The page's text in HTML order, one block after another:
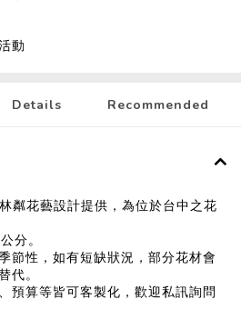
動
Details Recommended
粼花藝設計提供，為位於台中之花
分。
節性，如有短缺狀況，部分花材會
代。
預算等皆可客製化，歡迎私訊詢問